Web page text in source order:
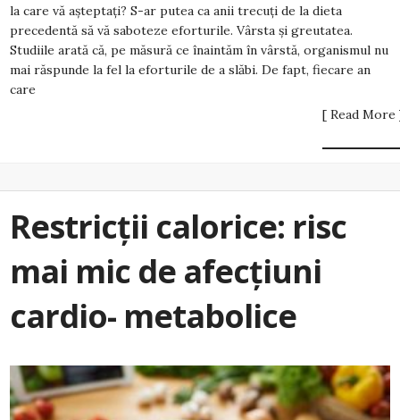
la care vă așteptați? S-ar putea ca anii trecuți de la dieta
precedentă să vă saboteze eforturile. Vârsta și greutatea.
Studiile arată că, pe măsură ce înaintăm în vârstă, organismul nu
mai răspunde la fel la eforturile de a slăbi. De fapt, fiecare an
care
[ Read More
Restricții calorice: risc
mai mic de afecțiuni
cardio- metabolice